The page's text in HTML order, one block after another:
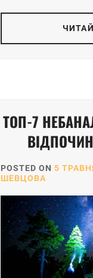
ТОП-7
POSTED ON 5
ШЕВЦОВА